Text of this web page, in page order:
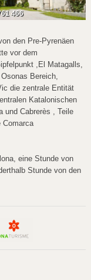
466
den Pre-Pyrenäen
vor dem
,El Matagalls,
Bereich,
die zentrale Entität
Katalonischen
und Cabrerès , Teile
Comarca
eine Stunde von
Stunde von den